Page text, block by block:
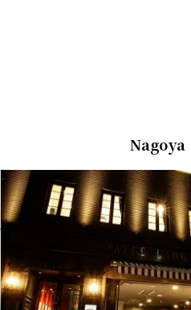
Nagoya